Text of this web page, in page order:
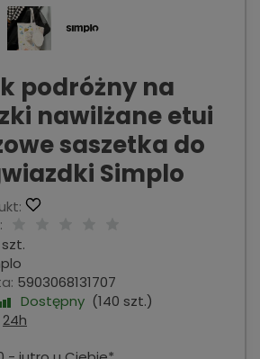
podróżny na
nawilżane etui
saszetka do
Simplo
szt.
5903068131707
Dostępny (140 szt.)
24h